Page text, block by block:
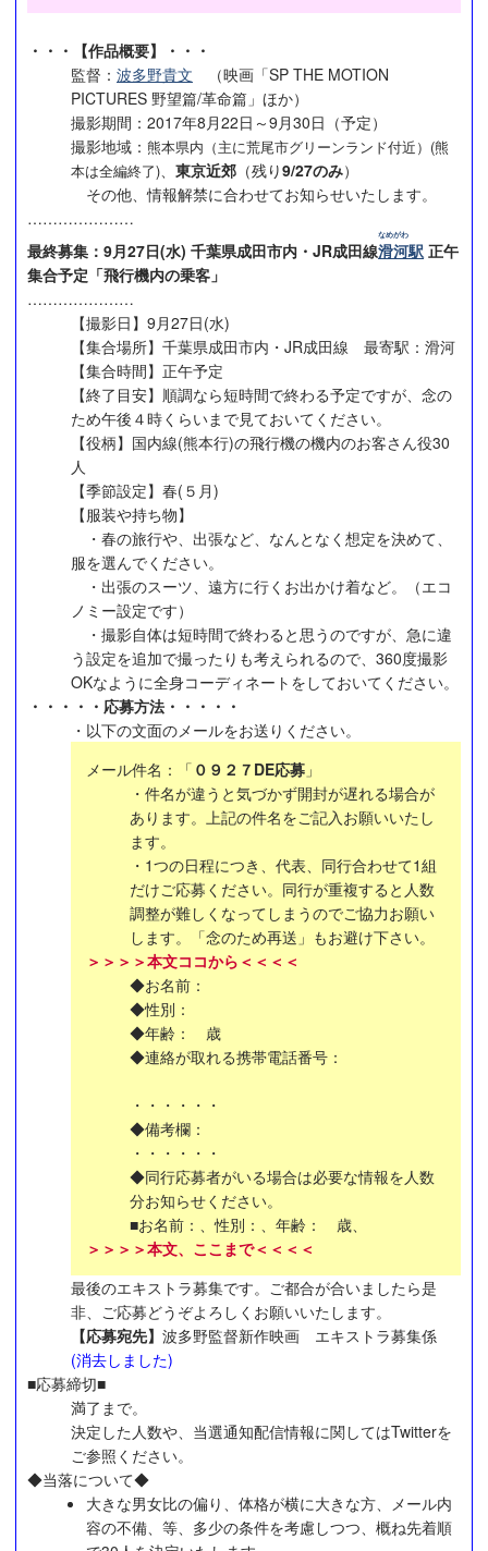
・・・【作品概要】・・・
監督： 波多野貴文 （映画「SP THE MOTION
PICTURES 野望篇/革命篇」ほか）
撮影期間：2017年8月22日～9月30日（予定）
撮影地域： 熊本県内（主に荒尾市グリーンランド付近）(熊
本は全編終了)
東京近郊 （残り9/27のみ）
その他、情報解禁に合わせてお知らせいたします。
…………………
最終募集：9月27日(水) 千葉県成田市内・JR成田線滑河
なめがわ
駅 正午
集合予定「飛行機内の乗客」
…………………
【撮影日】9月27日(水)
【集合場所】千葉県成田市内・JR成田線 最寄駅：滑河
【集合時間】正午予定
【終了目安】順調なら短時間で終わる予定ですが、念の
ため午後４時くらいまで見ておいてください。
【役柄】国内線(熊本行)の飛行機の機内のお客さん役30
人
【季節設定】春(５月)
【服装や持ち物】
・春の旅行や、出張など、なんとなく想定を決めて、
服を選んでください。
・出張のスーツ、遠方に行くお出かけ着など。（エコ
ノミー設定です）
・撮影自体は短時間で終わると思うのですが、急に違
う設定を追加で撮ったりも考えられるので、360度撮影
OKなように全身コーディネートをしておいてください。
・・・・・応募方法・・・・・
・以下の文面のメールをお送りください。
メール件名：「 ０９２７DE応募 」
・件名が違うと気づかず開封が遅れる場合が
あります。上記の件名をご記入お願いいたし
ます。
・1つの日程につき、代表、同行合わせて1組
だけご応募ください。同行が重複すると人数
調整が難しくなってしまうのでご協力お願い
します。「念のため再送」もお避け下さい。
＞＞＞＞本文ココから＜＜＜＜
◆お名前：
◆性別：
◆年齢： 歳
◆連絡が取れる携帯電話番号：
・・・・・・
◆備考欄：
・・・・・・
◆同行応募者がいる場合は必要な情報を人数
分お知らせください。
■お名前：、性別：、年齢： 歳、
＞＞＞＞本文、ここまで＜＜＜＜
最後のエキストラ募集です。ご都合が合いましたら是
非、ご応募どうぞよろしくお願いいたします。
【応募宛先】 波多野監督新作映画 エキストラ募集係
(消去しました)
■応募締切■
満了まで。
決定した人数や、当選通知配信情報に関してはTwitterを
ご参照ください。
◆当落について◆
大きな男女比の偏り、体格が横に大きな方、メール内
容の不備、等、多少の条件を考慮しつつ、概ね先着順